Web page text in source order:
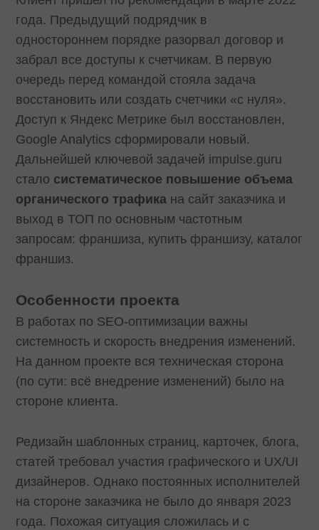
года. Предыдущий подрядчик в
одностороннем порядке разорвал договор и
забрал все доступы к счетчикам. В первую
очередь перед командой стояла задача
восстановить или создать счетчики «с нуля».
Доступ к Яндекс Метрике был восстановлен,
Google Analytics сформировали новый.
Дальнейшей ключевой задачей impulse.guru
стало систематическое повышение объема
органического трафика на сайт заказчика и
выход в ТОП по основным частотным
запросам: франшиза, купить франшизу, каталог
франшиз.
Особенности проекта
В работах по SEO-оптимизации важны
системность и скорость внедрения изменений.
На данном проекте вся техническая сторона
(по сути: всё внедрение изменений) было на
стороне клиента.
Редизайн шаблонных страниц, карточек, блога,
статей требовал участия графического и UX/UI
дизайнеров. Однако постоянных исполнителей
на стороне заказчика не было до января 2023
года. Похожая ситуация сложилась и с